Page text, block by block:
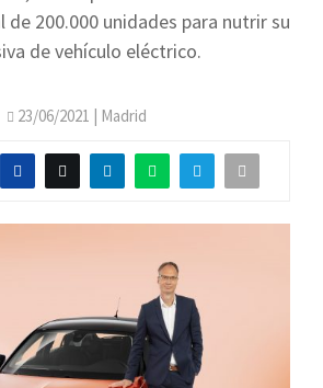
de 200.000 unidades para nutrir su
de vehículo eléctrico.
23/06/2021 | Madrid